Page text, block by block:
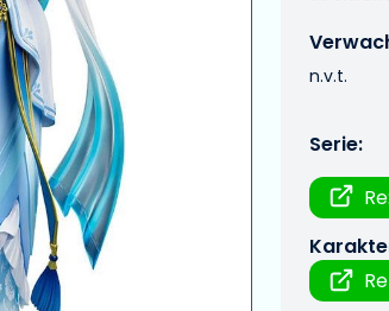
n.v.t.
Serie: